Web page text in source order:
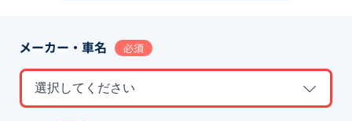
メーカー・車名 必須
選択してください